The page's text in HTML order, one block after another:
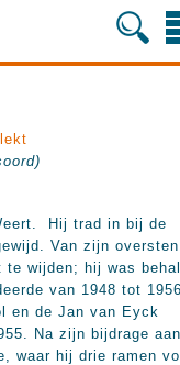
Hij trad in bij de
Van zijn oversten
te wijden; hij was
van 1948 tot
en de Jan van Eyck
Na zijn bijdrage
waar hij drie ramen